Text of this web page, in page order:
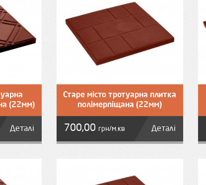
(22мм)
Деталі
Старе місто тротуарна плитка
полімерпіщана (22мм)
700,00 грн/м.кв Деталі